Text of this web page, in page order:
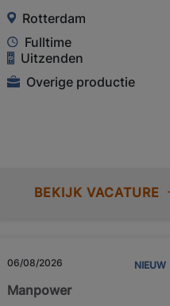
Rotterdam
Fulltime
Uitzenden
Overige productie
BEKIJK VACATURE
06/08/2026 NIEUW
Manpower